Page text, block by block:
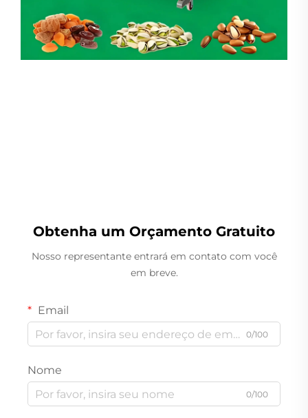
Obtenha um Orçamento Gratuito
Nosso representante entrará em contato com você
em breve.
Email
0/100
Nome
0/100